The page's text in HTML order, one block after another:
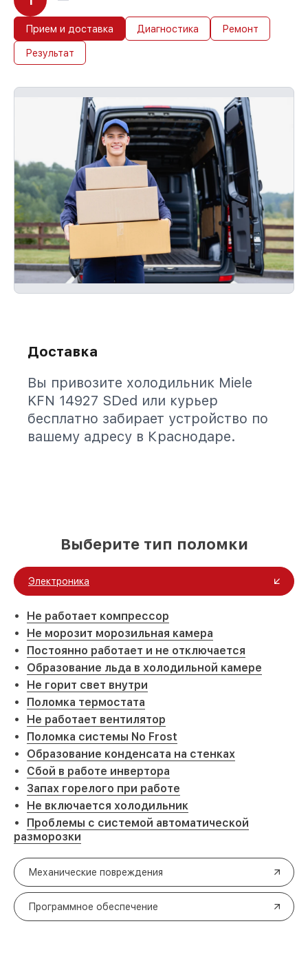
Прием и доставка Диагностика Ремонт
Результат
Доставка
Вы привозите холодильник Miele
KFN 14927 SDed или курьер
бесплатно забирает устройство по
вашему адресу в Краснодаре.
Выберите тип поломки
Электроника
Не работает компрессор
Не морозит морозильная камера
Постоянно работает и не отключается
Образование льда в холодильной камере
Не горит свет внутри
Поломка термостата
Не работает вентилятор
Поломка системы No Frost
Образование конденсата на стенках
Сбой в работе инвертора
Запах горелого при работе
Не включается холодильник
Проблемы с системой автоматической
разморозки
Механические повреждения
Программное обеспечение